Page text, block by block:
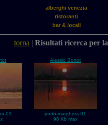
alberghi venezia
ristoranti
bar & locali
torna | Risultati ricerca per
03
Alessio Bortot
porto-marghera-01
98 Kb max